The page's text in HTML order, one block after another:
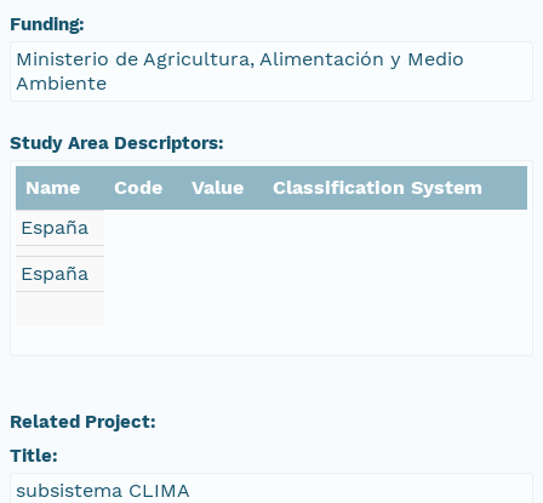
Funding:
Ministerio de Agricultura, Alimentación y Medio
Ambiente
Study Area Descriptors:
Name Code Value
Classification System
España
España
Related Project:
Title:
subsistema CLIMA